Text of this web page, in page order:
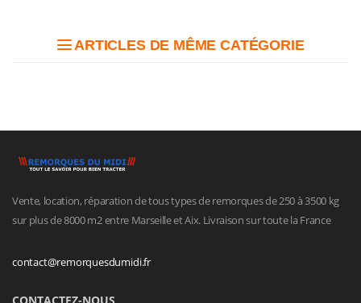
ARTICLES DE MÊME CATÉGORIE
Vente, location, réparation de tous types de remorques de 250 à 3500 kg
sur plus de 8000 m2 entre Marseille et Aix. Livraison sur toute la France
contact@remorquesdumidi.fr